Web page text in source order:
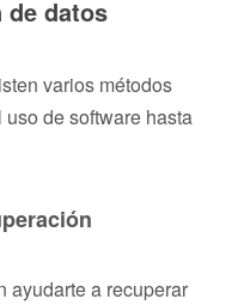
de datos
varios métodos
de software hasta
ayudarte a recuperar